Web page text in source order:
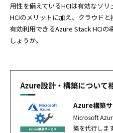
用性を備えているHCIは有効なソ
HCIのメリットに加え、クラウド
有効利用できるAzure Stack HCIの
しょうか。
Azure設計・構築について
Azure構築
Microsoft
築を代行しま